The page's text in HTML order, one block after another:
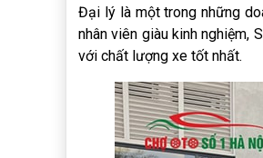
Đại lý là một trong những
nhân viên giàu kinh nghiệm,
với chất lượng xe tốt nhất.